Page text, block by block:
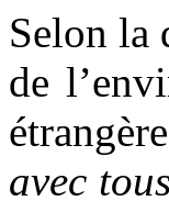
Selon la
de
avec